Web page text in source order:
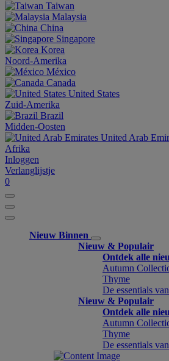
Taiwan
Malaysia
China
Singapore
Korea
Noord-Amerika
México
Canada
United States
Zuid-Amerika
Brazil
Midden-Oosten
United Arab
Afrika
Inloggen
Verlanglijstje
0
Nieuw Binnen
Nieuw & Populair
Ontdek alle
Autumn
Thyme
De essentials
Nieuw & Populair
Ontdek alle
Autumn
Thyme
De essentials